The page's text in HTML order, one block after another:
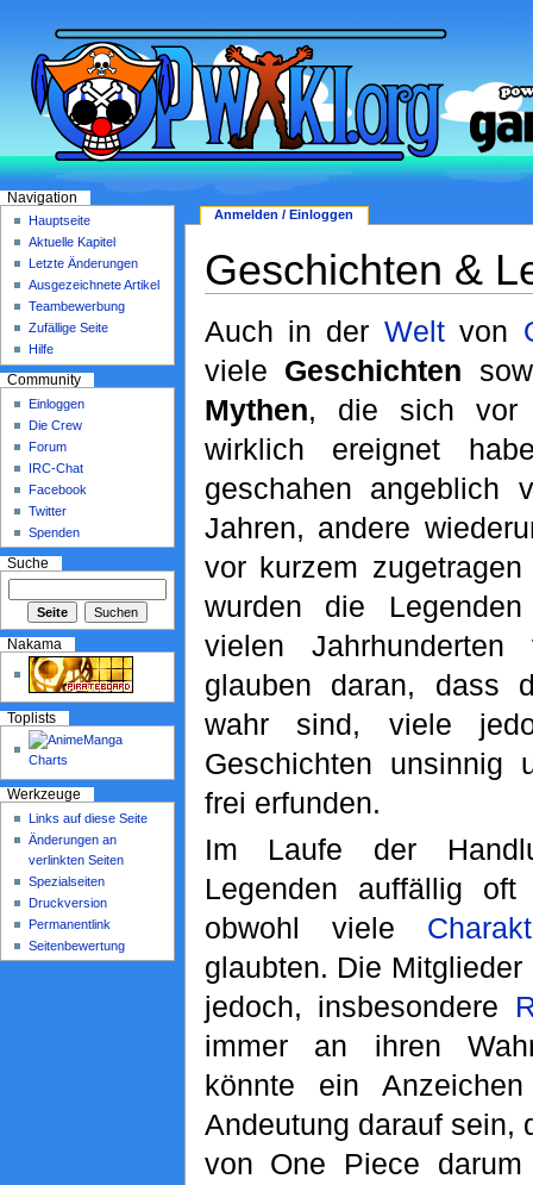
Geschichten &
Auch in der Weltvon
viele Geschichten
Mythen, die sich vor
wirklich ereignet
geschahen angeblich
Jahren, andere
vor kurzem
wurden die
vielen Jahrhunderten
glauben daran, dass
wahr sind, viele
Geschichten unsinnig
frei erfunden.
Im Laufe der
Legenden auffällig
obwohl viele
glaubten. Die
jedoch, insbesondere
immer an ihren
könnte ein
Andeutung darauf sein,
von One Piece
Anmelden / Einloggen
Navigation
Hauptseite
Aktuelle Kapitel
Letzte Änderungen
Ausgezeichnete Artikel
Teambewerbung
Zufällige Seite
Hilfe
Community
Einloggen
Die Crew
Forum
IRC-Chat
Facebook
Twitter
Spenden
Suche
Nakama
Toplists
Werkzeuge
Links auf diese Seite
Änderungen an
verlinkten Seiten
Spezialseiten
Druckversion
Permanentlink
Seitenbewertung